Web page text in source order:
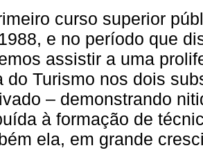
curso superior
e no período que
assistir a uma
do Turismo nos dois
– demonstrando
à formação de
ela, em grande